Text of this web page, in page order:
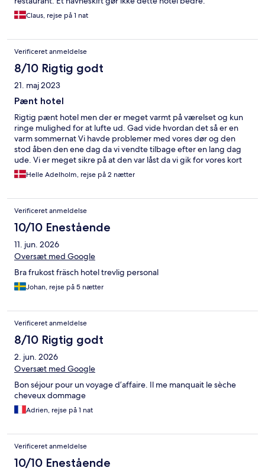
Claus, rejse på 1 nat
Verificeret anmeldelse
8/10 Rigtig godt
21. maj 2023
Pænt hotel
Rigtig pænt hotel men der er meget varmt på værelset og kun
ringe mulighed for at lufte ud. Gad vide hvordan det så er en
varm sommernat Vi havde problemer med vores dør og den
stod åben den ene dag da vi vendte tilbage efter en lang dag
ude. Vi er meget sikre på at den var låst da vi gik for vores kort
havde drillet tidligere. Og den var ikke bare ulåst, den stod
åben! Der manglede dog ikke noget. Betaling for p virker
fantastisk.
Helle Adelholm, rejse på 2 nætter
Verificeret anmeldelse
10/10 Enestående
11. jun. 2026
Oversæt med Google
Bra frukost fräsch hotel trevlig personal
Johan, rejse på 5 nætter
Verificeret anmeldelse
8/10 Rigtig godt
2. jun. 2026
Oversæt med Google
Bon séjour pour un voyage d’affaire. Il me manquait le sèche
cheveux dommage
Adrien, rejse på 1 nat
Verificeret anmeldelse
10/10 Enestående